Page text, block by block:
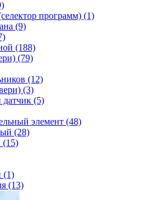
программ) (1)
(9)
(188)
(79)
(12)
(3)
(5)
элемент (48)
(28)
(15)
(1)
(13)